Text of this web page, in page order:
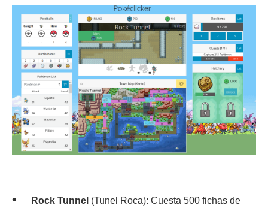
Rock Tunnel (Tunel Roca): Cuesta 500 fichas de